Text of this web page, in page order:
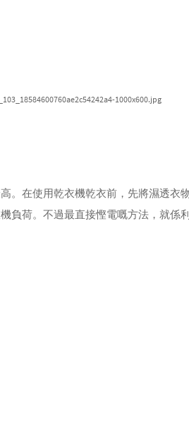
1000x600.jpg
。在使用乾衣機乾衣前，先將濕透
荷。不過最直接慳電嘅方法，就係